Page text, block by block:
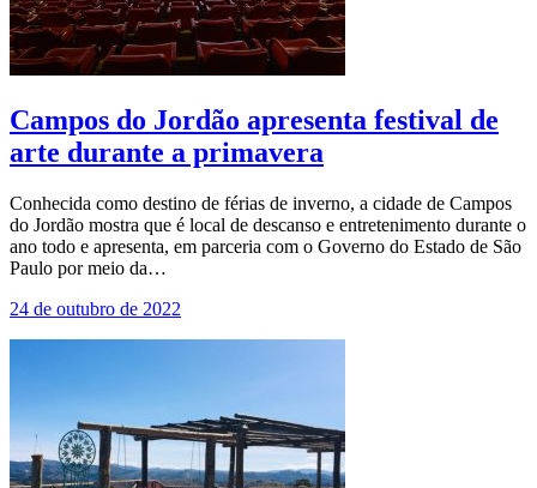
Campos do Jordão apresenta festival de
arte durante a primavera
Conhecida como destino de férias de inverno, a cidade de Campos
do Jordão mostra que é local de descanso e entretenimento durante o
ano todo e apresenta, em parceria com o Governo do Estado de São
Paulo por meio da…
24 de outubro de 2022